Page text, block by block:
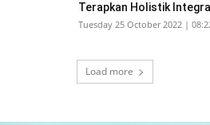
Terapkan Holistik
Tuesday 25 October 2022 |
Load more